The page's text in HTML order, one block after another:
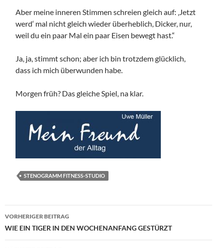
Aber meine inneren Stimmen schreien gleich auf: ‚Jetzt
werd‘ mal nicht gleich wieder überheblich, Dicker, nur,
weil du ein paar Mal ein paar Eisen bewegt hast.“
Ja, ja, stimmt schon; aber ich bin trotzdem glücklich,
dass ich mich überwunden habe.
Morgen früh? Das gleiche Spiel, na klar.
STENOGRAMM FITNESS-STUDIO
Beitragsnavigation
VORHERIGER BEITRAG
WIE EIN TIGER IN DEN WOCHENANFANG GESTÜRZT